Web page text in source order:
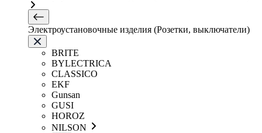
Электроустановочные изделия (Розетки, выключатели)
BRITE
BYLECTRICA
CLASSICO
EKF
Gunsan
GUSI
HOROZ
NILSON